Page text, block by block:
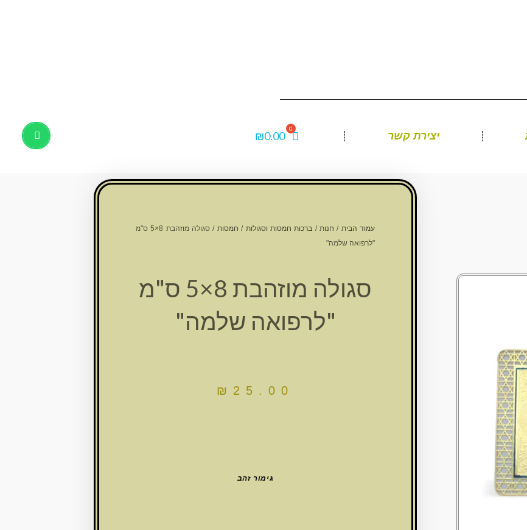
יצירת קשר ₪0.00
עמוד הבית / חנות / ברכות חמסות וסגולות / חמסות
/ סגולה מוזהבת 8×5 ס"מ
"לרפואה שלמה"
סגולה מוזהבת 8×5 ס"מ
"לרפואה שלמה"
₪ 25.00
גימור זהב